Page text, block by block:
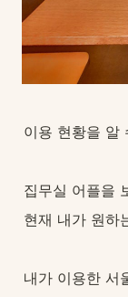
이용 현황을 알
집무실 어플을
현재 내가 원하
내가 이용한 서